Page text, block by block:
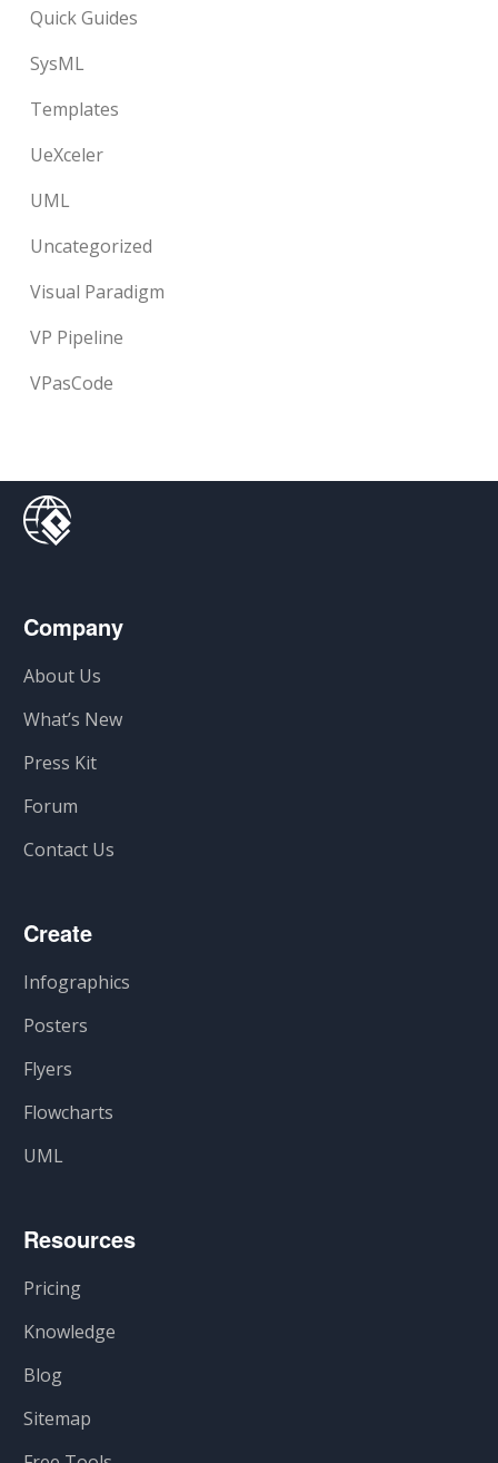
Quick Guides
SysML
Templates
UeXceler
UML
Uncategorized
Visual Paradigm
VP Pipeline
VPasCode
Company
About Us
What’s New
Press Kit
Forum
Contact Us
Create
Infographics
Posters
Flyers
Flowcharts
UML
Resources
Pricing
Knowledge
Blog
Sitemap